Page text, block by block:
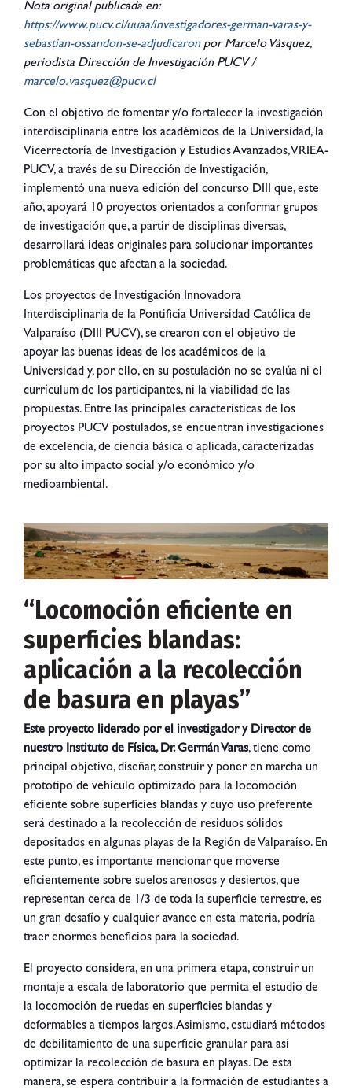
Nota original publicada en:
https://www.pucv.cl/uuaa/investigadores-german-varas-y-
sebastian-ossandon-se-adjudicaronpor Marcelo Vásquez,
periodista Dirección de Investigación PUCV /
marcelo.vasquez@pucv.cl
Con el objetivo de fomentar y/o fortalecer la investigación
interdisciplinaria entre los académicos de la Universidad, la
Vicerrectoría de Investigación y Estudios Avanzados, VRIEA-
PUCV, a través de su Dirección de Investigación,
implementó una nueva edición del concurso DIII que, este
año, apoyará 10 proyectos orientados a conformar grupos
de investigación que, a partir de disciplinas diversas,
desarrollará ideas originales para solucionar importantes
problemáticas que afectan a la sociedad.
Los proyectos de Investigación Innovadora
Interdisciplinaria de la Pontificia Universidad Católica de
Valparaíso (DIII PUCV), se crearon con el objetivo de
apoyar las buenas ideas de los académicos de la
Universidad y, por ello, en su postulación no se evalúa ni el
currículum de los participantes, ni la viabilidad de las
propuestas. Entre las principales características de los
proyectos PUCV postulados, se encuentran investigaciones
de excelencia, de ciencia básica o aplicada, caracterizadas
por su alto impacto social y/o económico y/o
medioambiental.
“Locomoción eficiente en
superficies blandas:
aplicación a la recolección
de basura en playas”
Este proyecto liderado por el investigador y Director de
nuestro Instituto de Física, Dr. Germán Varas, tiene como
principal objetivo, diseñar, construir y poner en marcha un
prototipo de vehículo optimizado para la locomoción
eficiente sobre superficies blandas y cuyo uso preferente
será destinado a la recolección de residuos sólidos
depositados en algunas playas de la Región de Valparaíso. En
este punto, es importante mencionar que moverse
eficientemente sobre suelos arenosos y desiertos, que
representan cerca de 1/3 de toda la superficie terrestre, es
un gran desafío y cualquier avance en esta materia, podría
traer enormes beneficios para la sociedad.
El proyecto considera, en una primera etapa, construir un
montaje a escala de laboratorio que permita el estudio de
la locomoción de ruedas en superficies blandas y
deformables a tiempos largos. Asimismo, estudiará métodos
de debilitamiento de una superficie granular para así
optimizar la recolección de basura en playas. De esta
manera, se espera contribuir a la formación de estudiantes a